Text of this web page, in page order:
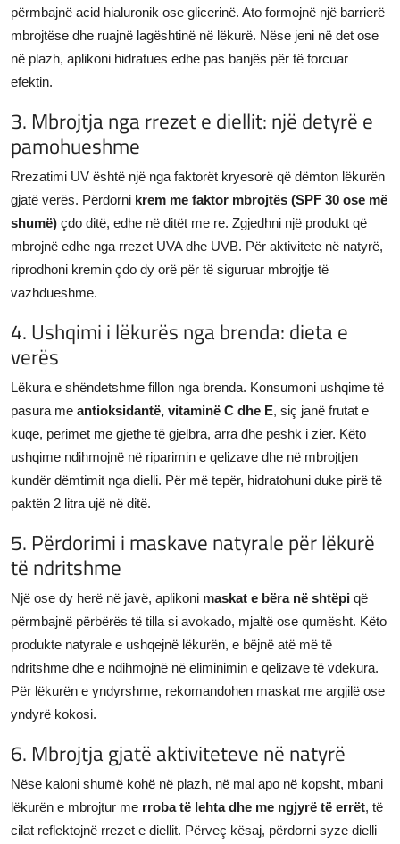
përmbajnë acid hialuronik ose glicerinë. Ato formojnë një barrierë
mbrojtëse dhe ruajnë lagështinë në lëkurë. Nëse jeni në det ose
në plazh, aplikoni hidratues edhe pas banjës për të forcuar
efektin.
3. Mbrojtja nga rrezet e diellit: një detyrë e
pamohueshme
Rrezatimi UV është një nga faktorët kryesorë që dëmton lëkurën
gjatë verës. Përdorni krem me faktor mbrojtës (SPF 30 ose më
shumë) çdo ditë, edhe në ditët me re. Zgjedhni një produkt që
mbrojnë edhe nga rrezet UVA dhe UVB. Për aktivitete në natyrë,
riprodhoni kremin çdo dy orë për të siguruar mbrojtje të
vazhdueshme.
4. Ushqimi i lëkurës nga brenda: dieta e
verës
Lëkura e shëndetshme fillon nga brenda. Konsumoni ushqime të
pasura me antioksidantë, vitaminë C dhe E, siç janë frutat e
kuqe, perimet me gjethe të gjelbra, arra dhe peshk i zier. Këto
ushqime ndihmojnë në riparimin e qelizave dhe në mbrojtjen
kundër dëmtimit nga dielli. Për më tepër, hidratohuni duke pirë të
paktën 2 litra ujë në ditë.
5. Përdorimi i maskave natyrale për lëkurë
të ndritshme
Një ose dy herë në javë, aplikoni maskat e bëra në shtëpi që
përmbajnë përbërës të tilla si avokado, mjaltë ose qumësht. Këto
produkte natyrale e ushqejnë lëkurën, e bëjnë atë më të
ndritshme dhe e ndihmojnë në eliminimin e qelizave të vdekura.
Për lëkurën e yndyrshme, rekomandohen maskat me argjilë ose
yndyrë kokosi.
6. Mbrojtja gjatë aktiviteteve në natyrë
Nëse kaloni shumë kohë në plazh, në mal apo në kopsht, mbani
lëkurën e mbrojtur me rroba të lehta dhe me ngjyrë të errët, të
cilat reflektojnë rrezet e diellit. Përveç kësaj, përdorni syze dielli